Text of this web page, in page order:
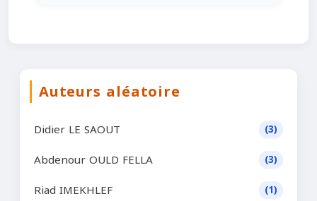
Auteurs aléatoire
Didier LE SAOUT (3)
Abdenour OULD FELLA (3)
Riad IMEKHLEF (1)